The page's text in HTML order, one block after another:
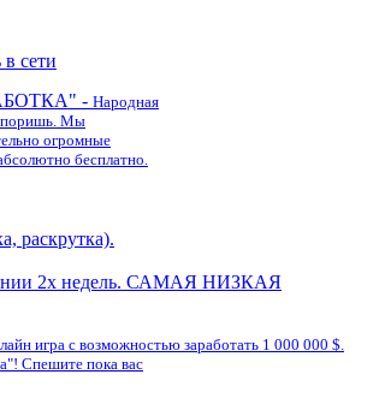
сети
- Народная
Мы
огромные
бесплатно.
раскрутка).
2х недель. САМАЯ НИЗКАЯ
игра с возможностью заработать 1 000 000 $.
Спешите пока вас